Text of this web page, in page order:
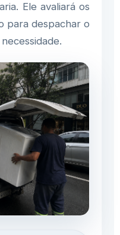
Ele avaliará os
para despachar o